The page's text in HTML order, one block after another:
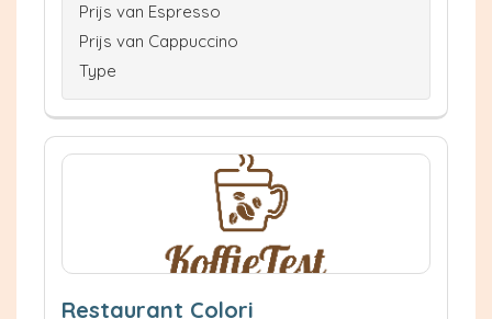
Prijs van Espresso
Prijs van Cappuccino
Type
Restaurant Colori